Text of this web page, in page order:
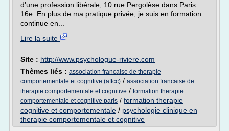
d'une profession libérale, 10 rue Pergolèse dans Paris
16e. En plus de ma pratique privée, je suis en formation
continue en...
Lire la suite
Site : http://www.psychologue-riviere.com
Thèmes liés : association francaise de therapie
comportementale et cognitive (aftcc) / association francaise de
therapie comportementale et cognitive / formation therapie
comportementale et cognitive paris / formation therapie
cognitive et comportementale / psychologie clinique en
therapie comportementale et cognitive